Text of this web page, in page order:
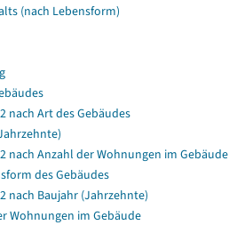
(nach Lebensform)
nach Art des Gebäudes
nach Anzahl der Wohnungen im Gebäude
des Gebäudes
nach Baujahr (Jahrzehnte)
Wohnungen im Gebäude